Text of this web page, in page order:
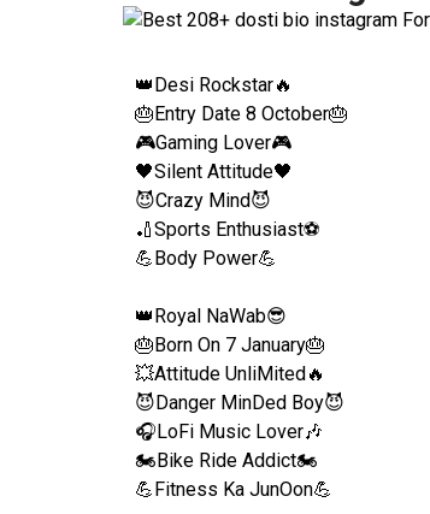
👑Desi Rockstar🔥
🎂Entry Date 8 October🎂
🎮Gaming Lover🎮
🖤Silent Attitude🖤
😈Crazy Mind😈
🏏Sports Enthusiast⚽
💪Body Power💪
👑Royal NaWab😎
🎂Born On 7 January🎂
💥Attitude UnliMited🔥
😈Danger MinDed Boy😈
🎧LoFi Music Lover🎶
🏍Bike Ride Addict🏍
💪Fitness Ka JunOon💪